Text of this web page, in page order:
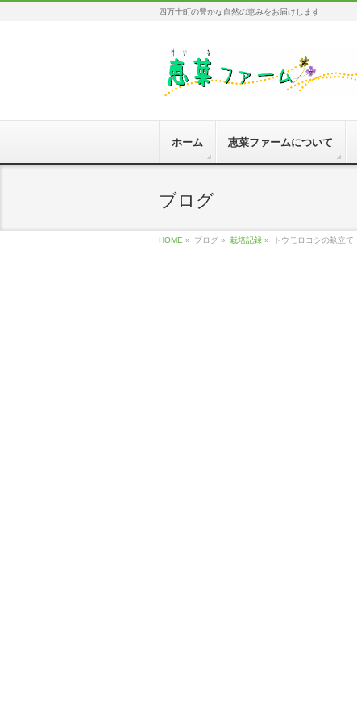
四万十町の豊かな自然の恵みをお届けします
ホーム 恵菜ファームについて
ブログ
HOME » ブログ » 栽培記録 » トウモロコシの畝立て